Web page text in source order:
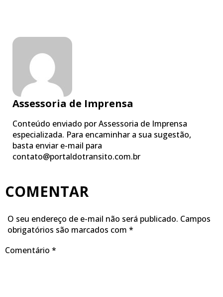
Assessoria de Imprensa
Conteúdo enviado por Assessoria de Imprensa
especializada. Para encaminhar a sua sugestão,
basta enviar e-mail para
contato@portaldotransito.com.br
COMENTAR
O seu endereço de e-mail não será publicado. Campos
obrigatórios são marcados com *
Comentário *